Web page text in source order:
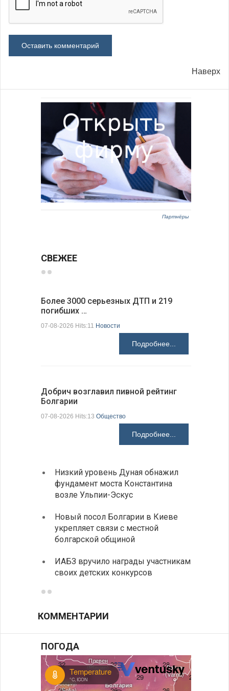
Наверх
Партнёры
СВЕЖЕЕ
Более 3000 серьезных ДТП и 219
погибших …
07-08-2026 Hits:11 Новости
Подробнее...
Добрич возглавил пивной рейтинг
Болгарии
07-08-2026 Hits:13 Общество
Подробнее...
Низкий уровень Дуная обнажил
фундамент моста Константина
возле Ульпии-Эскус
Новый посол Болгарии в Киеве
укрепляет связи с местной
болгарской общиной
ИАБЗ вручило награды участникам
своих детских конкурсов
КОММЕНТАРИИ
ПОГОДА